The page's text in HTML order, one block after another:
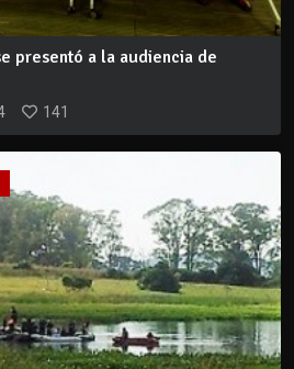
presentó a la audiencia de
141